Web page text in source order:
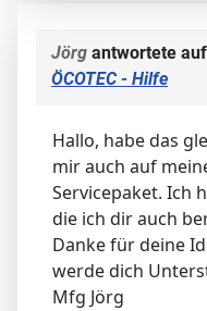
Jörg antwortete
ÖCOTEC - Hilfe
Hallo, habe das
mir auch auf
Servicepaket. Ich
die ich dir auch
Danke für deine
werde dich
Mfg Jörg